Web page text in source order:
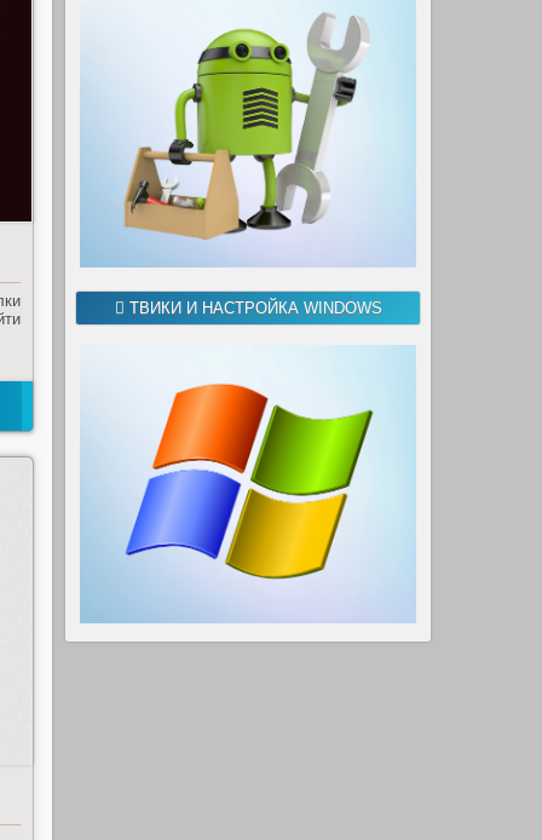
ТВИКИ И НАСТРОЙКА WINDOWS